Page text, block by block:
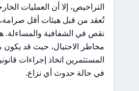
التراخيص، إلا أن العمليات
تُعقد من قبل هيئات أقل
نقص في الشفافية والمساءلة.
مخاطر الاحتيال، حيث قد
المستثمرين اتخاذ إجراءات
في حالة حدوث أي نزاع.